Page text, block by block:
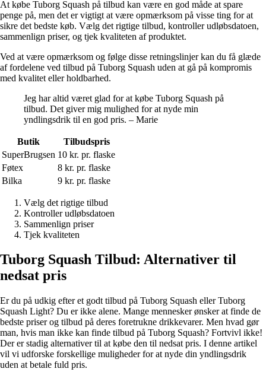
At købe Tuborg Squash på tilbud kan være en god måde at spare
penge på, men det er vigtigt at være opmærksom på visse ting for at
sikre det bedste køb. Vælg det rigtige tilbud, kontroller udløbsdatoen,
sammenlign priser, og tjek kvaliteten af produktet.
Ved at være opmærksom og følge disse retningslinjer kan du få glæde
af fordelene ved tilbud på Tuborg Squash uden at gå på kompromis
med kvalitet eller holdbarhed.
Jeg har altid været glad for at købe Tuborg Squash på
tilbud. Det giver mig mulighed for at nyde min
yndlingsdrik til en god pris. – Marie
Butik
Tilbudspris
SuperBrugsen 10 kr. pr. flaske
Føtex
8 kr. pr. flaske
Bilka
9 kr. pr. flaske
Vælg det rigtige tilbud
Kontroller udløbsdatoen
Sammenlign priser
Tjek kvaliteten
Tuborg Squash Tilbud: Alternativer til
nedsat pris
Er du på udkig efter et godt tilbud på Tuborg Squash eller Tuborg
Squash Light? Du er ikke alene. Mange mennesker ønsker at finde de
bedste priser og tilbud på deres foretrukne drikkevarer. Men hvad gør
man, hvis man ikke kan finde tilbud på Tuborg Squash? Fortvivl ikke!
Der er stadig alternativer til at købe den til nedsat pris. I denne artikel
vil vi udforske forskellige muligheder for at nyde din yndlingsdrik
uden at betale fuld pris.